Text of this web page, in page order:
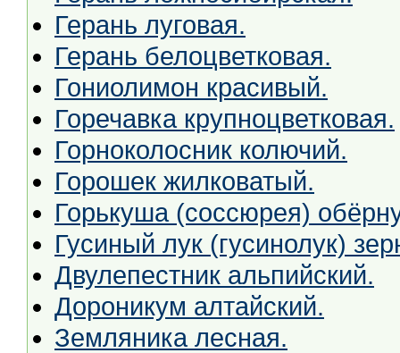
Герань луговая.
Герань белоцветковая.
Гониолимон красивый.
Горечавка крупноцветковая.
Горноколосник колючий.
Горошек жилковатый.
Горькуша (соссюрея)
Гусиный лук (гусинолук)
Двулепестник альпийский.
Дороникум алтайский.
Земляника лесная.